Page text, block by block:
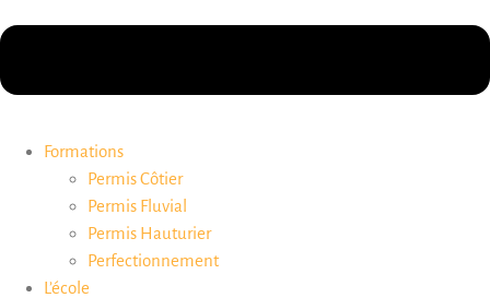
Formations
Permis Côtier
Permis Fluvial
Permis Hauturier
Perfectionnement
L’école